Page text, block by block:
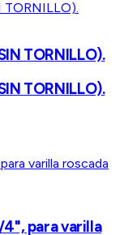
TORNILLO).
TORNILLO).
4", para varilla